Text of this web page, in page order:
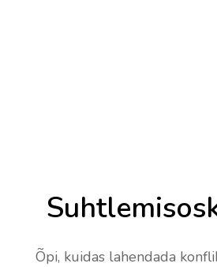
Õpi, kuidas lahendada